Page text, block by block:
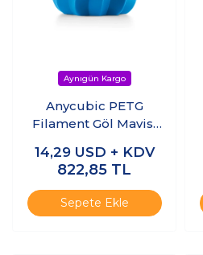
Anycubic PETG
Filament Göl Mavisi
14,29 USD + KDV
822,85 TL
Sepete Ekle